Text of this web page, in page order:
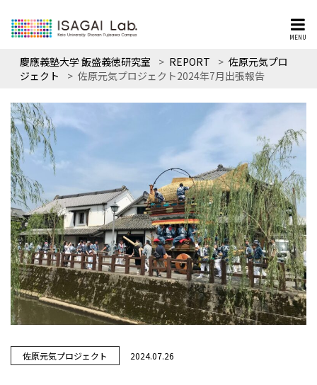
MENU
慶應義塾大学 飯盛義徳研究室 > REPORT > 佐原元気プロ
ジェクト
> 佐原元気プロジェクト2024年7月出張報告
佐原元気プロジェクト 2024.07.26